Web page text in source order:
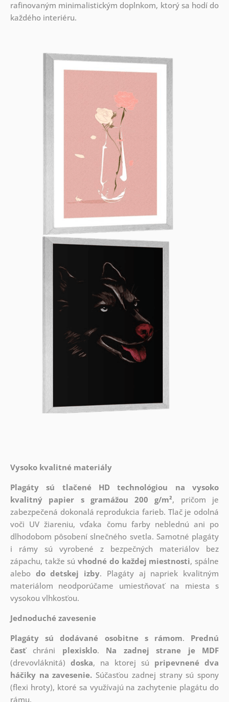
rafinovaným minimalistickým doplnkom, ktorý sa hodí do
každého interiéru.
Vysoko kvalitné materiály
Plagáty sú tlačené HD technológiou na vysoko
kvalitný papier s gramážou 200 g/m², pričom je
zabezpečená dokonalá reprodukcia farieb. Tlač je odolná
voči UV žiareniu, vďaka čomu farby neblednú ani po
dlhodobom pôsobení slnečného svetla. Samotné plagáty
i rámy sú vyrobené z bezpečných materiálov bez
zápachu, takže súvhodné do každej miestnosti, spálne
alebo do detskej izby. Plagáty aj napriek kvalitným
materiálom neodporúčame umiestňovať na miesta s
vysokou vlhkosťou.
Jednoduché zavesenie
Plagáty sú dodávané osobitne s rámom. Prednú
časťchráni plexisklo. Na zadnej strane je
MDF
(drevovláknitá) doska, na ktorej sú pripevnené dva
háčiky na zavesenie.Súčasťou zadnej strany sú spony
(flexi hroty), ktoré sa využívajú na zachytenie plagátu do
rámu.